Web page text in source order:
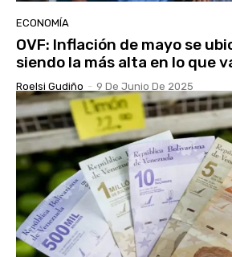
ECONOMÍA
OVF: Inflación de mayo se
siendo la más alta en lo que
Roelsi Gudiño - 9 De Junio De 2025